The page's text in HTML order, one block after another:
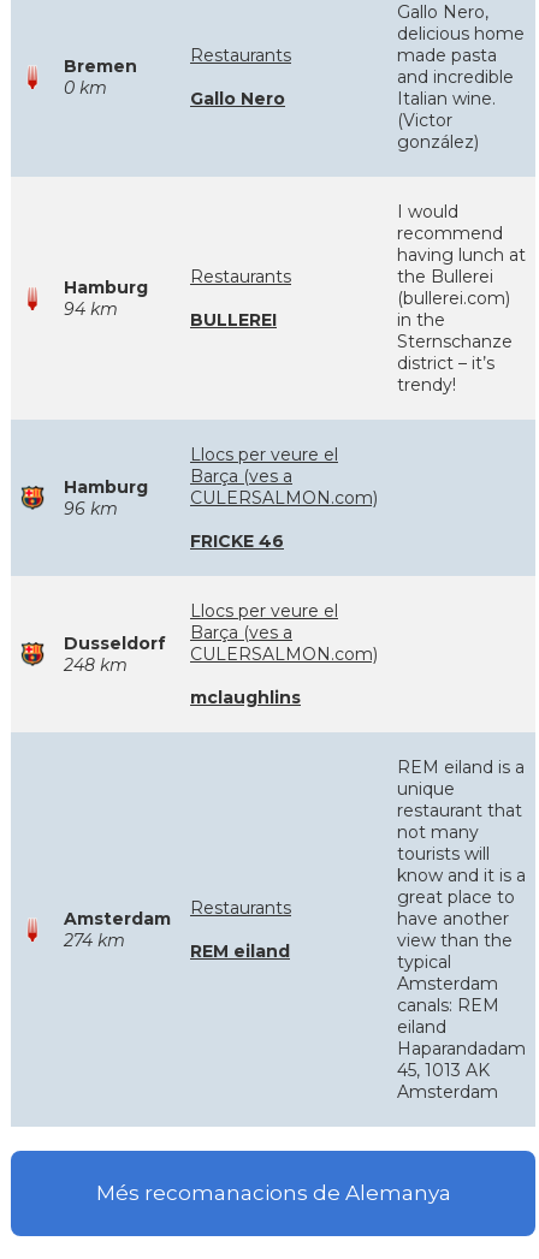
Bremen
0 km
Restaurants
Gallo Nero
Gallo Nero,
delicious home
made pasta
and incredible
Italian wine.
(Victor
gonzález)
Hamburg
94 km
Restaurants
BULLEREI
I would
recommend
having lunch at
the Bullerei
(bullerei.com)
in the
Sternschanze
district – it’s
trendy!
Hamburg
96 km
Llocs per veure el
Barça (ves a
CULERSALMON.com)
FRICKE 46
Dusseldorf
248 km
Llocs per veure el
Barça (ves a
CULERSALMON.com)
mclaughlins
Amsterdam
274 km
Restaurants
REM eiland
REM eiland is a
unique
restaurant that
not many
tourists will
know and it is a
great place to
have another
view than the
typical
Amsterdam
canals: REM
eiland
Haparandadam
45, 1013 AK
Amsterdam
Més recomanacions de Alemanya